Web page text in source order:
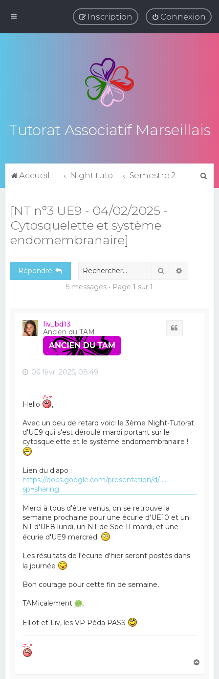
Connexion
Inscription
Tutorat Associatif Marseillais
Accueil du forum Night tutorats Semestre 2
[NT n°3 UE9 - 04/02/2025 -
Cytosquelette et système
endomembranaire]
Répondre Rechercher
5 messages • Page 1 sur 1
liv_bd13
Ancien du TAM
06 févr. 2025, 08:49
Hello ,
Avec un peu de retard voici le 3ème Night-Tutorat
d'UE9 qui s'est déroulé mardi portant sur le
cytosquelette et le système endomembranaire !
Lien du diapo :
https://docs.google.com/presentation/d/ ...
sp=sharing
Merci à tous d'être venus, on se retrouve la
semaine prochaine pour une écurie d'UE10 et un
NT d'UE8 lundi, un NT de Spé 11 mardi, et une
écurie d'UE9 mercredi
Les résultats de l'écurie d'hier seront postés dans
la journée
Bon courage pour cette fin de semaine,
TAMicalement ,
Elliot et Liv, les VP Péda PASS